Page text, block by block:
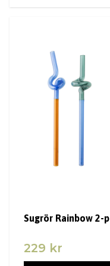
Sugrör Rainbow 2-p
229 kr